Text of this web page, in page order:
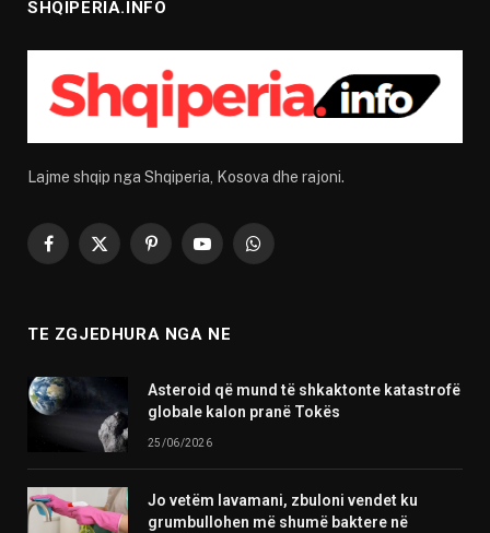
SHQIPERIA.INFO
Lajme shqip nga Shqiperia, Kosova dhe rajoni.
Facebook
X
PinterestYouTubeWhatsApp
TE ZGJEDHURA NGA NE
Asteroid që mund të shkaktonte katastrofë
globale kalon pranë Tokës
25/06/2026
Jo vetëm lavamani, zbuloni vendet ku
grumbullohen më shumë baktere në